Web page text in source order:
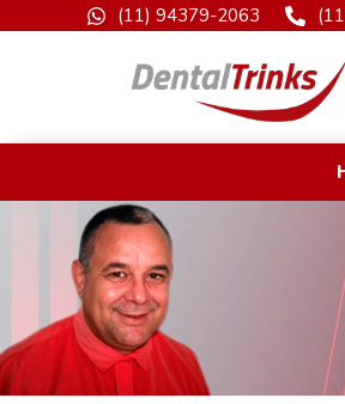
(11) 94379-2063